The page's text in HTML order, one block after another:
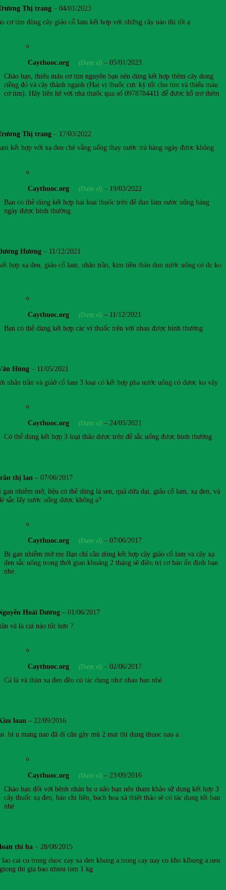
Thị trang – 04/01/2023
cơ tim dùng cây giảo cổ lam kết hợp với những cây nào thì tốt ạ
Caythuoc.org (Dược sĩ) – 05/01/2023
Chào bạn, thiếu máu cơ tim nguyên bạn nên dùng kết hợp thêm cây dong
riềng đỏ và cây thành ngạnh (Hai vị thuốc cực kỳ tốt cho tim và thiếu máu
cơ tim). Hãy liên hệ với nhà thuốc qua số 0978784411 để được hỗ trợ thêm
Thị trang – 17/03/2022
kết hợp với xạ đen chè vằng uống thay nước trà hàng ngày được không
Caythuoc.org (Dược sĩ) – 19/03/2022
Bạn có thể dùng kết hợp hai loại thuốc trên để đun làm nước uống hàng
ngày được bình thường
Hương – 11/12/2021
hợp xạ đen, giảo cổ lam, nhân trần, kim tiền thảo đun nước uống có đc ko
Caythuoc.org (Dược sĩ) – 11/12/2021
Bạn có thể dùng kết hợp các vị thuốc trên với nhau được bình thường
Hùng – 11/05/2021
nhân trần và giảở cổ lam 3 loại có kết hợp pha nước uống có được ko vậy
Caythuoc.org (Dược sĩ) – 24/05/2021
Có thể dùng kết hợp 3 loại thảo dược trên để sắc uống được bình thường
thị lan – 07/06/2017
gan nhiễm mỡ, liệu có thể dùng lá sen, quả dứa dại, giảo cổ lam, xạ đen, và
sắc lấy nước uống được không ạ?
Caythuoc.org (Dược sĩ) – 07/06/2017
Bị gan nhiễm mỡ mẹ Bạn chỉ cần dùng kết hợp cây giảo cổ lam và cây xạ
đen sắc uống trong thời gian khoảng 2 tháng sẽ điều trị cơ bản ổn định bạn
nhé.
Hoài Dương – 01/06/2017
và lá cái nào tốt hơn ?
Caythuoc.org (Dược sĩ) – 02/06/2017
Cả lá và thăn xạ đen đều có tác dụng như nhau bạn nhé.
loan – 22/09/2016
.bi u mang nao đã di căn gây mù 2 mat thi dung thuoc nao a .
Caythuoc.org (Dược sĩ) – 23/09/2016
Chào bạn đối với bệnh nhân bị u não bạn nên tham khảo sử dụng kết hợp 3
cây thuốc xạ đen, bán chi liên, bạch hoa xà thiệt thảo sẽ có tác dụng tốt bạn
nhé
thi ha – 28/08/2015
lao cai co trong duoc cay xa den khong a.trong cay nay co kho klhong a.neu
thi gia bao nhieu tien 1 kg